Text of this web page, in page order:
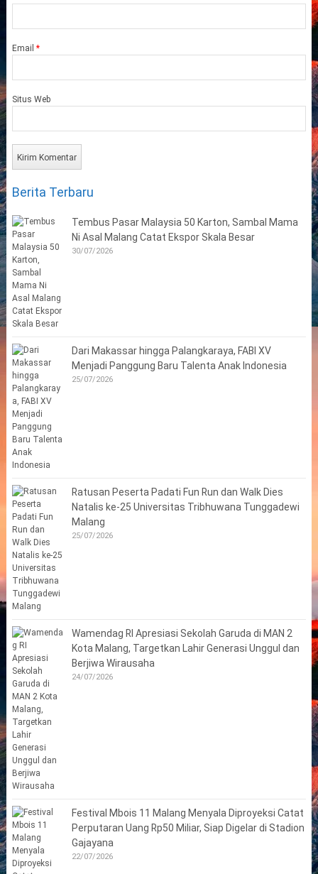
Email *
Situs Web
Berita Terbaru
Tembus Pasar Malaysia 50 Karton, Sambal Mama
Ni Asal Malang Catat Ekspor Skala Besar
30/07/2026
Dari Makassar hingga Palangkaraya, FABI XV
Menjadi Panggung Baru Talenta Anak Indonesia
25/07/2026
Ratusan Peserta Padati Fun Run dan Walk Dies
Natalis ke-25 Universitas Tribhuwana Tunggadewi
Malang
25/07/2026
Wamendag RI Apresiasi Sekolah Garuda di MAN 2
Kota Malang, Targetkan Lahir Generasi Unggul dan
Berjiwa Wirausaha
24/07/2026
Festival Mbois 11 Malang Menyala Diproyeksi Catat
Perputaran Uang Rp50 Miliar, Siap Digelar di Stadion
Gajayana
22/07/2026